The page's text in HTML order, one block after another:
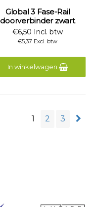
Global 3 Fase-Rail
doorverbinder zwart
€6,50 Incl. btw
€5,37 Excl. btw
In winkelwagen
1 2 3